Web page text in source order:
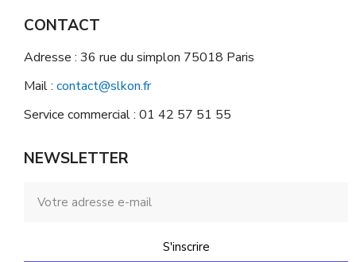
CONTACT
Adresse : 36 rue du simplon 75018 Paris
Mail : contact@slkon.fr
Service commercial : 01 42 57 51 55
NEWSLETTER
S'inscrire